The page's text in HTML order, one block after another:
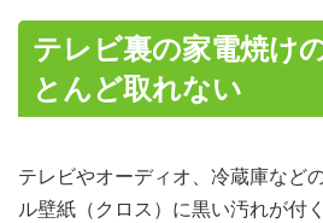
テレビ裏の家電焼け
とんど取れない
テレビやオーディオ、冷蔵庫など
ル壁紙（クロス）に黒い汚れが付